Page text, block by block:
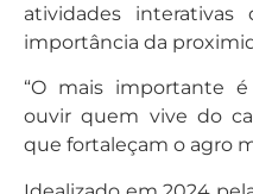
atividades
importância da
“O mais importante
ouvir quem vive do
que fortaleçam o agro